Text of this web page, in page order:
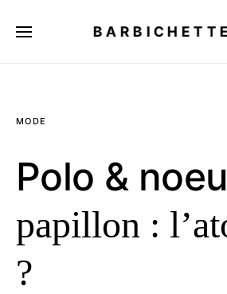
MODE
Polo &
papillon :
?